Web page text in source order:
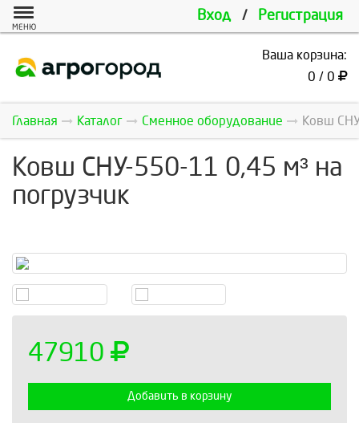
Вход / Регистрация
МЕНЮ
Ваша корзина:
0 / 0
Главная Каталог Сменное оборудование Ковш
Ковш СНУ-550-11 0,45 м³ на
погрузчик
47910
Добавить в корзину